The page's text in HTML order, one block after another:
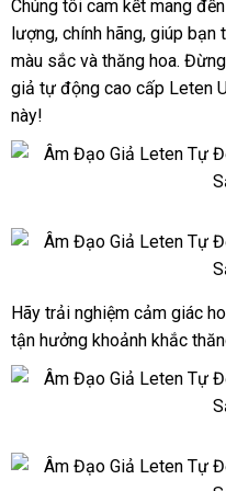
Chúng tôi cam kết mang
lượng, chính hãng, giúp
màu sắc và thăng hoa.
giả tự động cao cấp Leten
này!
Âm
Đạo
Leten
Tự
Động
Rung
360
Âm
Đạo
Giả
Leten
Rung
Hãy trải nghiệm cảm giác
tận hưởng khoảnh khắc
Âm
Đạo